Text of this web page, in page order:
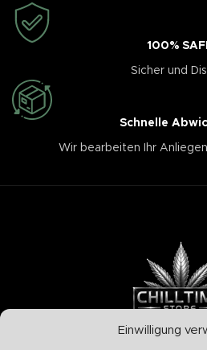
Einwilligung
100%
Sicher und
Schnelle
Wir bearbeiten Ihr